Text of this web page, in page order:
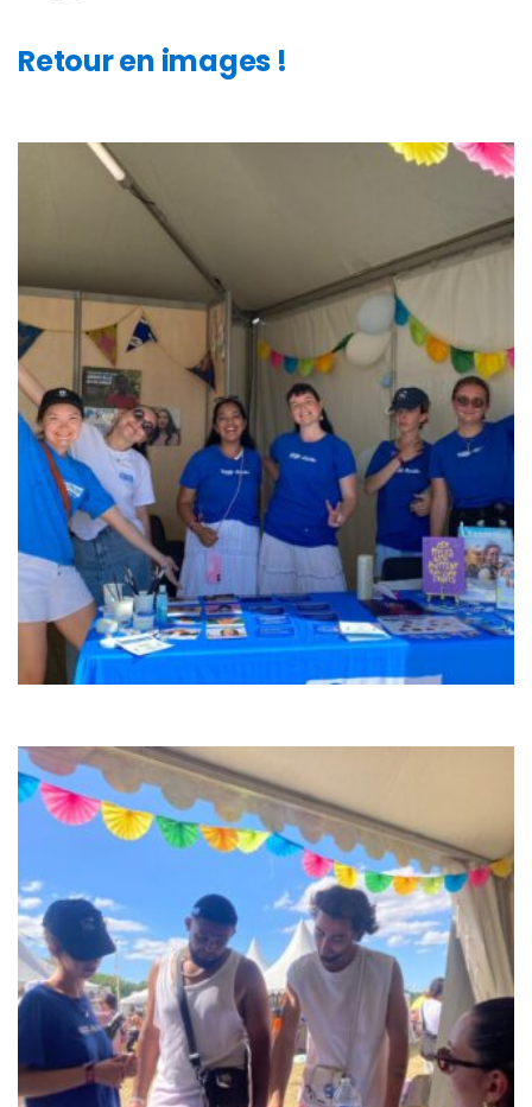
Retour en images !